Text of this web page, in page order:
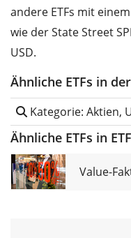
andere ETFs mit
wie der State Street
USD.
Ähnliche ETFs in
Kategorie: Aktien,
Ähnliche ETFs in
Value-